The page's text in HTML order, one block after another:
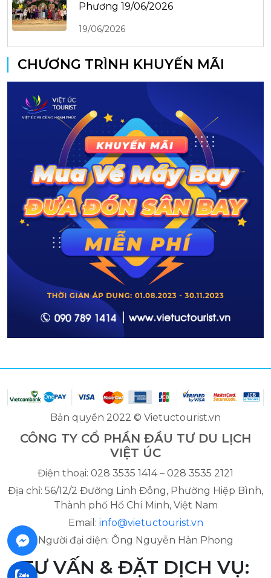
Phương 19/06/2026
19/06/2026
CHƯƠNG TRÌNH KHUYẾN MÃI
Bản quyền 2022 © Vietuctourist.vn
CÔNG TY CỔ PHẦN ĐẦU TƯ DU LỊCH
VIỆT ÚC
Điện thoại: 028 3535 1414 – 028 3535 2121
Địa chỉ: 56/12/2 Đường Linh Đông, Phường Hiệp Bình,
Thành phố Hồ Chí Minh, Việt Nam
Email: info@vietuctourist.vn
Người đại diện: Ông Nguyễn Hàn Phong
TƯ VẤN & ĐẶT DỊCH VỤ: